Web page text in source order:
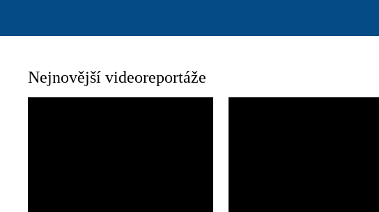
Nejnovější videoreportáže